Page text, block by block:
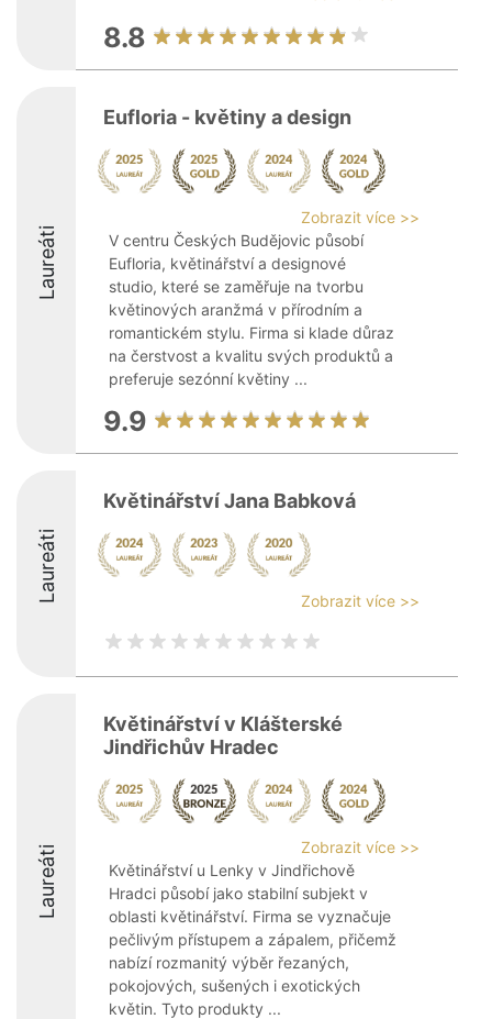
8.8
Laureáti
Eufloria - květiny a design
Zobrazit více >>
V centru Českých Budějovic působí
Eufloria, květinářství a designové
studio, které se zaměřuje na tvorbu
květinových aranžmá v přírodním a
romantickém stylu. Firma si klade důraz
na čerstvost a kvalitu svých produktů a
preferuje sezónní květiny ...
9.9
Laureáti
Květinářství Jana Babková
Zobrazit více >>
Laureáti
Květinářství v Klášterské
Jindřichův Hradec
Zobrazit více >>
Květinářství u Lenky v Jindřichově
Hradci působí jako stabilní subjekt v
oblasti květinářství. Firma se vyznačuje
pečlivým přístupem a zápalem, přičemž
nabízí rozmanitý výběr řezaných,
pokojových, sušených i exotických
květin. Tyto produkty ...